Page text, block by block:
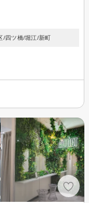
四ツ橋/堀江/新町